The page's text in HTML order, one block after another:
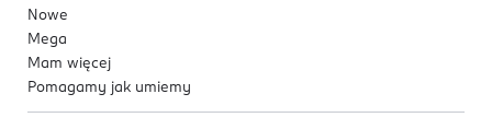
Nowe
Mega
Mam więcej
Pomagamy jak umiemy